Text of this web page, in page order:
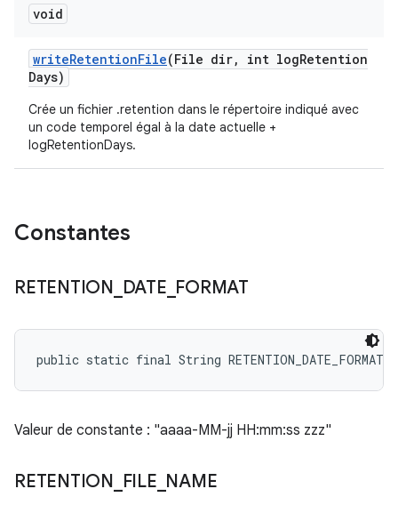
void
writeRetentionFile(File dir, int logRetention
Days)
Crée un fichier .retention dans le répertoire indiqué avec
un code temporel égal à la date actuelle +
logRetentionDays.
Constantes
RETENTION DATE FORMAT
public static final String RETENTION_DATE_FORMAT
Valeur de constante : "aaaa-MM-jj HH:mm:ss zzz"
RETENTION FILE NAME